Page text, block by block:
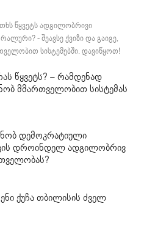
წყვეტს ადგილობრივი
- შეავსე ქვიზი და გაიგე,
სისტემებში. დავიწყოთ!
წყვეტს? – რამდენად
მმართველობით სისტემას
დემოკრატიული
დროინდელ ადგილობრივ
ქუჩა თბილისის ძველ